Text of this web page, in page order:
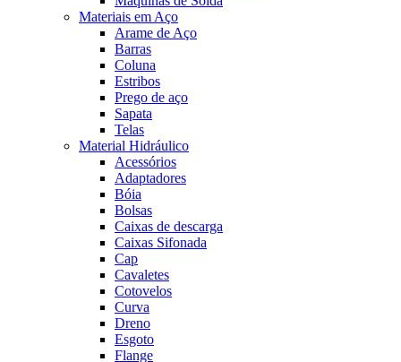
Materiais em Aço
Arame de Aço
Barras
Coluna
Estribos
Prego de aço
Sapata
Telas
Material Hidráulico
Acessórios
Adaptadores
Bóia
Bolsas
Caixas de descarga
Caixas Sifonada
Cap
Cavaletes
Cotovelos
Curva
Dreno
Esgoto
Flange